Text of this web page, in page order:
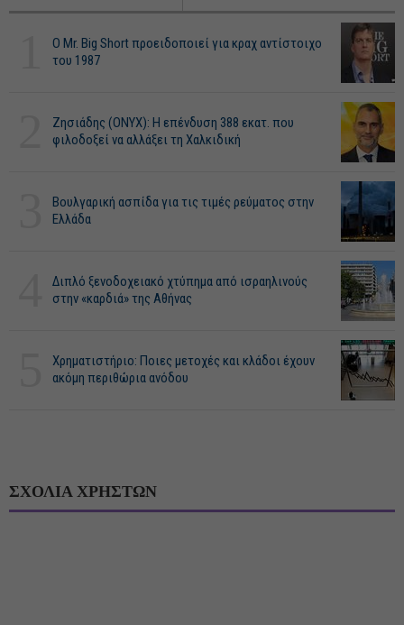
O Mr. Big Short προειδοποιεί για κραχ αντίστοιχο
του 1987
Ζησιάδης (ONYX): Η επένδυση 388 εκατ. που
φιλοδοξεί να αλλάξει τη Χαλκιδική
Βουλγαρική ασπίδα για τις τιμές ρεύματος στην
Ελλάδα
Διπλό ξενοδοχειακό χτύπημα από ισραηλινούς
στην «καρδιά» της Αθήνας
Χρηματιστήριο: Ποιες μετοχές και κλάδοι έχουν
ακόμη περιθώρια ανόδου
ΣΧΟΛΙΑ ΧΡΗΣΤΩΝ